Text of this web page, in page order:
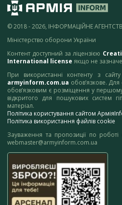
© 2018 - 2026, ІНФОРМАЦІЙНЕ
Міністерство оборони України
Контент доступний за ліцензією
International license якщо не
При використанні контенту з
armyinform.com.ua обов’язкове. Для
обов’язковим є розміщення у
відкритого для пошукових систем
матеріал.
Політика користування сайтом
Політика використання файлів cookie
Зауваження та пропозиції по
webmaster@armyinform.com.ua